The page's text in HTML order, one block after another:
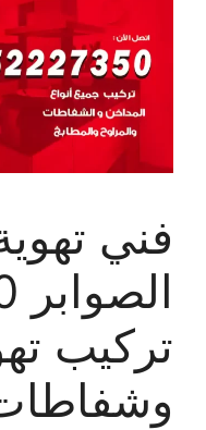
فني
تركيب